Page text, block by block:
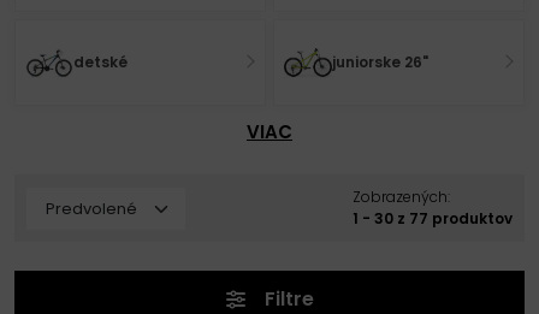
detské juniorske 26"
VIAC
Zobrazených:
1 - 30 z 77 produktov
Filtre